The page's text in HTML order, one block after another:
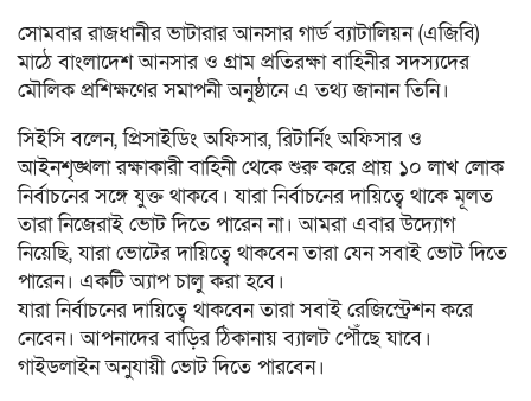
সোমবার রাজধানীর ভাটারার আনসার গার্ড ব্যাটালিয়ন (এজিবি)
মাঠে বাংলাদেশ আনসার ও গ্রাম প্রতিরক্ষা বাহিনীর সদস্যদের
মৌলিক প্রশিক্ষণের সমাপনী অনুষ্ঠানে এ তথ্য জানান তিনি।
সিইসি বলেন, প্রিসাইডিং অফিসার, রিটার্নিং অফিসার ও
আইনশৃঙ্খলা রক্ষাকারী বাহিনী থেকে শুরু করে প্রায় ১০ লাখ লোক
নির্বাচনের সঙ্গে যুক্ত থাকবে। যারা নির্বাচনের দায়িত্বে থাকে মূলত
তারা নিজেরাই ভোট দিতে পারেন না। আমরা এবার উদ্যোগ
নিয়েছি, যারা ভোটের দায়িত্বে থাকবেন তারা যেন সবাই ভোট দিতে
পারেন। একটি অ্যাপ চালু করা হবে।
যারা নির্বাচনের দায়িত্বে থাকবেন তারা সবাই রেজিস্ট্রেশন করে
নেবেন। আপনাদের বাড়ির ঠিকানায় ব্যালট পৌঁছে যাবে।
গাইডলাইন অনুযায়ী ভোট দিতে পারবেন।